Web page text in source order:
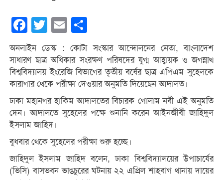
Facebook
Twitter Email
অনলাইন ডেস্ক : কোটা সংস্কার আন্দোলনের নেতা, বাংলাদেশ
সাধারণ ছাত্র অধিকার সংরক্ষণ পরিষদের যুগ্ম আহ্বায়ক ও জগন্নাথ
বিশ্ববিদ্যালয় ইংরেজি বিভাগের তৃতীয় বর্ষের ছাত্র এপিএম সুহেলকে
কারাগার থেকে পরীক্ষা দেওয়ার অনুমতি দিয়েছেন আদালত।
ঢাকা মহানগর হাকিম আদালতের বিচারক গোলাম নবী এই অনুমতি
দেন। আদালতে সুহেলের পক্ষে শুনানি করেন আইনজীবী জাহিদুল
ইসলাম জাহিদ।
বুধবার থেকে সুহেলের পরীক্ষা শুরু হচ্ছে।
জাহিদুল ইসলাম জাহিদ বলেন, ঢাকা বিশ্ববিদ্যালয়ের উপাচার্যের
(ভিসি) বাসভবন ভাঙচুরের ঘটনায় ২২ এপ্রিল শাহবাগ থানায় দায়ের